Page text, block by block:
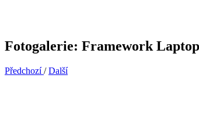
Fotogalerie: Framework
Předchozí / Další